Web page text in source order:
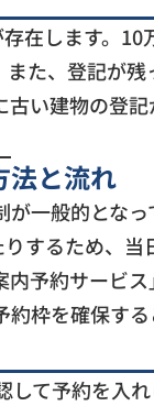
在します。
た、登記が
い建物の登
法と流れ
一般的とな
するため、
予約サービ
枠を確保する
て予約を入れ